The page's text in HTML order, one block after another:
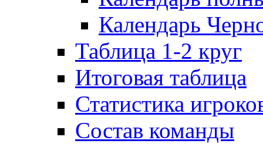
Календарь
Таблица 1-2 круг
Итоговая таблица
Статистика
Состав команды